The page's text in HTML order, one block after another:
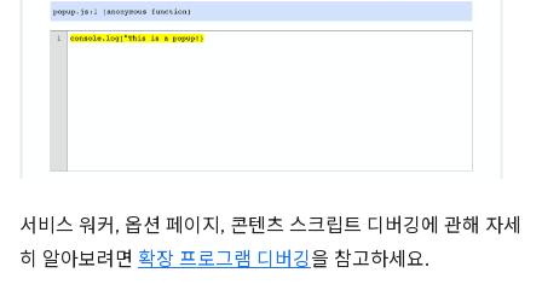
서비스 워커, 옵션 페이지, 콘텐츠 스크립트 디버깅에 관해 자세
히 알아보려면 확장 프로그램 디버깅을 참고하세요.